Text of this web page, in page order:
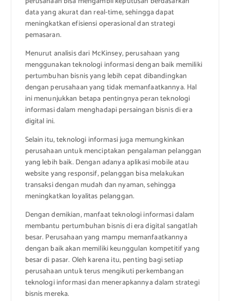
data yang akurat dan real-time, sehingga dapat
meningkatkan efisiensi operasional dan strategi
pemasaran.
Menurut analisis dari McKinsey, perusahaan yang
menggunakan teknologi informasi dengan baik memiliki
pertumbuhan bisnis yang lebih cepat dibandingkan
dengan perusahaan yang tidak memanfaatkannya. Hal
ini menunjukkan betapa pentingnya peran teknologi
informasi dalam menghadapi persaingan bisnis di era
digital ini.
Selain itu, teknologi informasi juga memungkinkan
perusahaan untuk menciptakan pengalaman pelanggan
yang lebih baik. Dengan adanya aplikasi mobile atau
website yang responsif, pelanggan bisa melakukan
transaksi dengan mudah dan nyaman, sehingga
meningkatkan loyalitas pelanggan.
Dengan demikian, manfaat teknologi informasi dalam
membantu pertumbuhan bisnis di era digital sangatlah
besar. Perusahaan yang mampu memanfaatkannya
dengan baik akan memiliki keunggulan kompetitif yang
besar di pasar. Oleh karena itu, penting bagi setiap
perusahaan untuk terus mengikuti perkembangan
teknologi informasi dan menerapkannya dalam strategi
bisnis mereka.